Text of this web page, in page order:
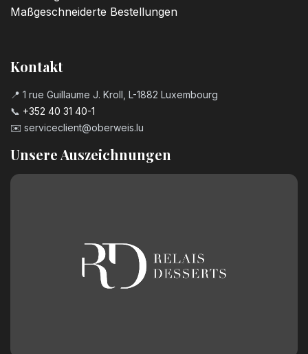
Maßgeschneiderte Bestellungen
Kontakt
📍 1 rue Guillaume J. Kroll, L-1882 Luxembourg
📞 +352 40 31 40-1
✉️ serviceclient@oberweis.lu
Unsere Auszeichnungen